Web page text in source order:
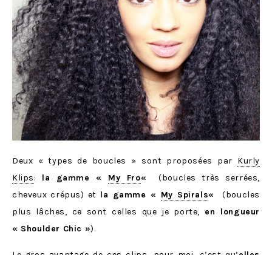
Deux « types de boucles » sont proposées par Kurly
Klips: la gamme « My Fro«
(boucles très serrées,
cheveux crépus) et la gamme « My Spirals«
(boucles
plus lâches, ce sont celles que je porte, en longueur
« Shoulder Chic »).